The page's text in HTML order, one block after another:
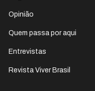
Opinião
Quem passa por aqui
Entrevistas
Revista Viver Brasil